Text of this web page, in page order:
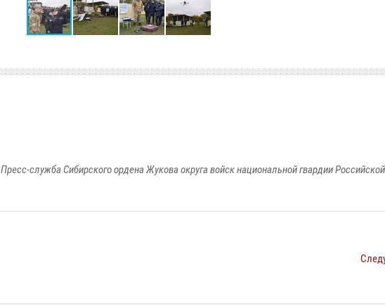
Пресс-служба Сибирского ордена Жукова округа войск национальной гвардии